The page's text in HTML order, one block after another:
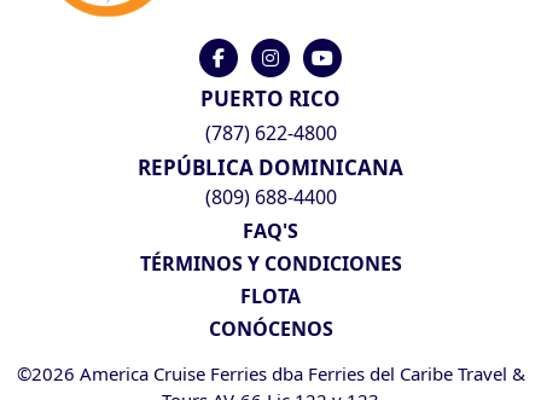
PUERTO RICO
(787) 622-4800
REPÚBLICA DOMINICANA
(809) 688-4400
FAQ'S
TÉRMINOS Y CONDICIONES
FLOTA
CONÓCENOS
©2026 America Cruise Ferries dba Ferries del Caribe Travel &